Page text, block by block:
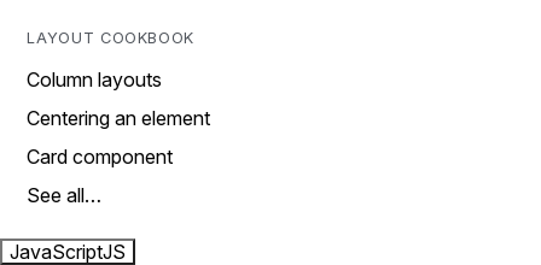
LAYOUT COOKBOOK
Column layouts
Centering an element
Card component
See all…
JavaScriptJS